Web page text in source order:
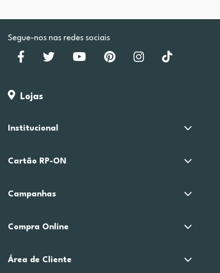
Segue-nos nas redes sociais
Lojas
Institucional
Cartão RP-ON
Campanhas
Compra Online
Área de Cliente